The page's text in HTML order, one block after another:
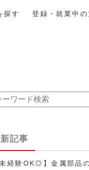
探す 登録・就業中の
記事
未経験OK◎】金属部品